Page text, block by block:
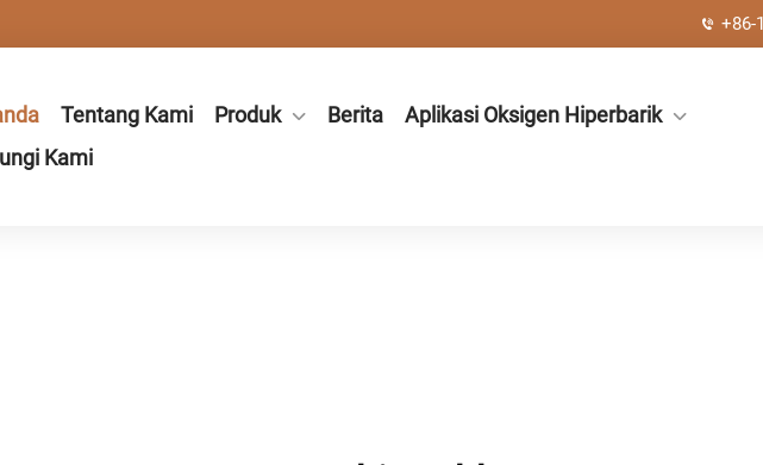
+86-
Tentang Kami Produk Berita
Aplikasi Oksigen Hiperbarik
Kami